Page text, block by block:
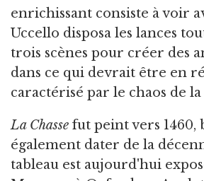
enrichissant consiste à voir
Uccello disposa les lances
trois scènes pour créer des
dans ce qui devrait être en
caractérisé par le chaos de
La Chasse fut peint vers 1460,
également dater de la
tableau est aujourd'hui